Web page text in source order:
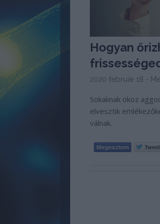
Hogyan
2020 február 18 -
Sokaknak okoz
elvesztik
válnak.